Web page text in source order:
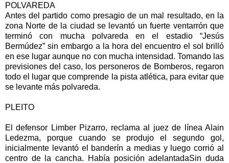
POLVAREDA
Antes del partido como presagio de un mal resultado, en la
zona Norte de la ciudad se levantó un fuerte ventarrón que
terminó con mucha polvareda en el estadio “Jesús
Bermúdez” sin embargo a la hora del encuentro el sol brilló
en ese lugar aunque no con mucha intensidad. Tomando las
previsiones del caso, los personeros de Bomberos, regaron
todo el lugar que comprende la pista atlética, para evitar que
se levante más polvareda.
PLEITO
El defensor Limber Pizarro, reclama al juez de línea Alain
Ledezma, porque cuando se produjo el segundo gol,
inicialmente levantó el banderín a medias y luego corrió al
centro de la cancha. Había posición adelantadaSin duda